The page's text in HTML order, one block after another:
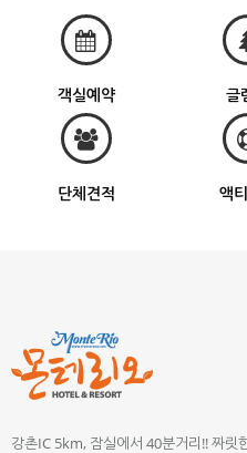
객실예약 글
단체견적 액
강촌IC 5km, 잠실에서 40분거리!! 짜릿